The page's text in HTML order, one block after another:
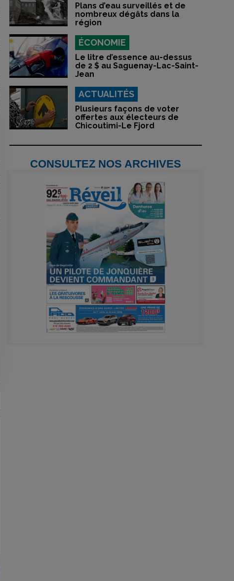
Plans d’eau surveillés et de
nombreux dégâts dans la
région
ÉCONOMIE
Le litre d’essence au-dessus
de 2 $ au Saguenay-Lac-Saint-
Jean
ACTUALITÉS
Plusieurs façons de voter
offertes aux électeurs de
Chicoutimi-Le Fjord
CONSULTEZ NOS ARCHIVES